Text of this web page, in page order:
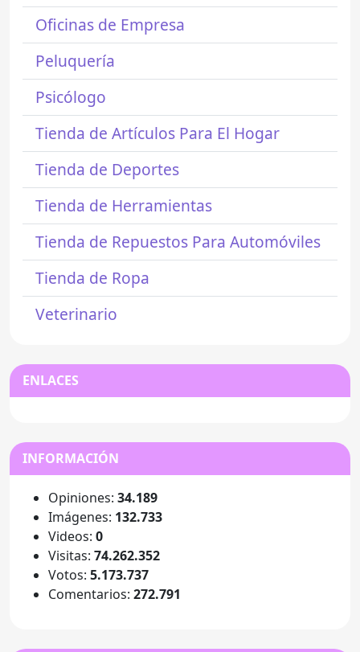
Oficinas de Empresa
Peluquería
Psicólogo
Tienda de Artículos Para El Hogar
Tienda de Deportes
Tienda de Herramientas
Tienda de Repuestos Para Automóviles
Tienda de Ropa
Veterinario
ENLACES
INFORMACIÓN
Opiniones: 34.189
Imágenes: 132.733
Videos: 0
Visitas: 74.262.352
Votos: 5.173.737
Comentarios: 272.791